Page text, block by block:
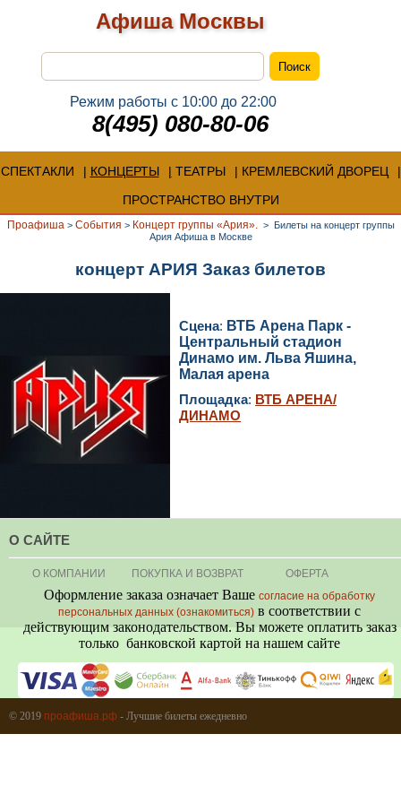
Афиша Москвы
Режим работы с 10:00 до 22:00
8(495) 080-80-06
СПЕКТАКЛИ КОНЦЕРТЫ ТЕАТРЫ
КРЕМЛЕВСКИЙ ДВОРЕЦ
ПРОСТРАНСТВО ВНУТРИ
Проафиша > События > Концерт группы «Ария». > Билеты на концерт группы
Ария Афиша в Москве
концерт АРИЯ Заказ билетов
Сцена: ВТБ Арена Парк -
Центральный стадион
Динамо им. Льва Яшина,
Малая арена
Площадка: ВТБ АРЕНА/
ДИНАМО
О САЙТЕ
О КОМПАНИИ ПОКУПКА И ВОЗВРАТ ОФЕРТА
Оформление заказа означает Ваше согласие на обработку
персональных данных (ознакомиться) в соответствии с
действующим законодательством. Вы можете оплатить заказ
только банковской картой на нашем сайте
© 2019 проафиша.рф - Лучшие билеты ежедневно